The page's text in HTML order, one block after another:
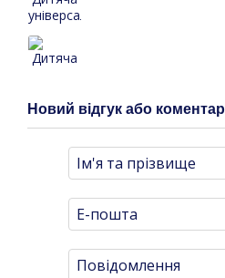
Новий відгук або коментар